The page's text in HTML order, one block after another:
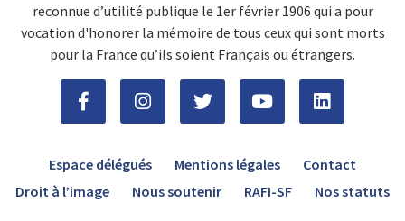
reconnue d’utilité publique le 1er février 1906 qui a pour
vocation d'honorer la mémoire de tous ceux qui sont morts
pour la France qu’ils soient Français ou étrangers.
Espace délégués Mentions légales
Contact
Droit à l’image
Nous soutenir RAFI-SF Nos statuts